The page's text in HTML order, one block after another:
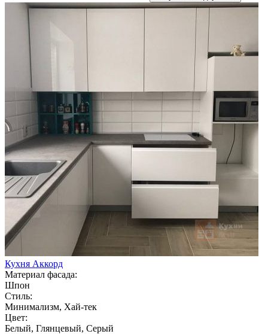
Кухня Аккорд
Материал фасада:
Шпон
Стиль:
Минимализм, Хай-тек
Цвет:
Белый, Глянцевый, Серый